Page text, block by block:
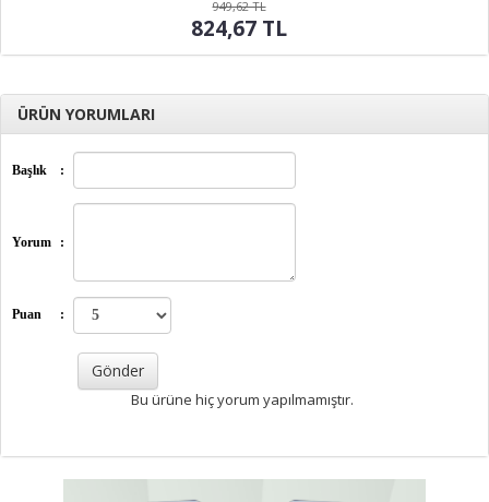
949,62 TL
824,67 TL
ÜRÜN YORUMLARI
Başlık :
Yorum :
Puan :
Bu ürüne hiç yorum yapılmamıştır.